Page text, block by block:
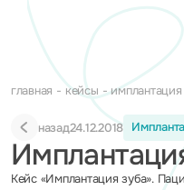
главная кейсы имплантация
назад24.12.2018
Кейс «Имплантация зуба».